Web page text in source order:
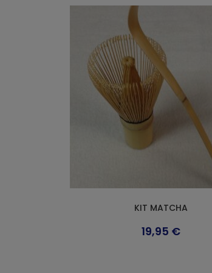
KIT MATCHA
19,95 €